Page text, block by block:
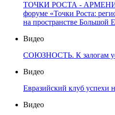
ТОЧКИ РОСТА -
форуме «Точки Роста:
на пространстве Большой
Видео
СОЮЗНОСТЬ. К залогам
Видео
Евразийский клуб успехи
Видео